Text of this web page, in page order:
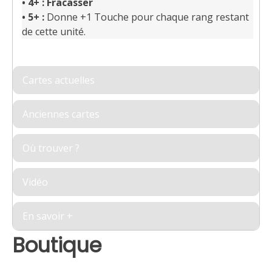
• 5+ : Donne +1 Touche pour chaque rang restant
de cette unité.
Cartes actuelles
Anciennes cartes
Où trouver ?
Vidéo
En savoir +
Boutique